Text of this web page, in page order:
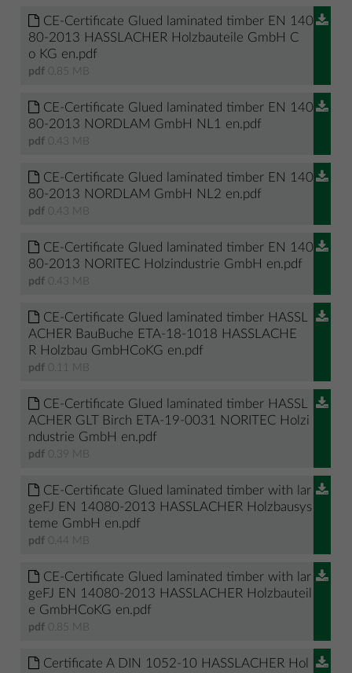
CE-Certificate Glued laminated timber EN 140
80-2013 HASSLACHER Holzbauteile GmbH C
o KG en.pdf
pdf 0.85 MB
CE-Certificate Glued laminated timber EN 140
80-2013 NORDLAM GmbH NL1 en.pdf
pdf 0.43 MB
CE-Certificate Glued laminated timber EN 140
80-2013 NORDLAM GmbH NL2 en.pdf
pdf 0.43 MB
CE-Certificate Glued laminated timber EN 140
80-2013 NORITEC Holzindustrie GmbH en.pdf
pdf 0.43 MB
CE-Certificate Glued laminated timber HASSL
ACHER BauBuche ETA-18-1018 HASSLACHE
R Holzbau GmbHCoKG en.pdf
pdf 0.11 MB
CE-Certificate Glued laminated timber HASSL
ACHER GLT Birch ETA-19-0031 NORITEC Holzi
ndustrie GmbH en.pdf
pdf 0.39 MB
CE-Certificate Glued laminated timber with lar
geFJ EN 14080-2013 HASSLACHER Holzbausys
teme GmbH en.pdf
pdf 0.44 MB
CE-Certificate Glued laminated timber with lar
geFJ EN 14080-2013 HASSLACHER Holzbauteil
e GmbHCoKG en.pdf
pdf 0.85 MB
Certificate A DIN 1052-10 HASSLACHER Hol